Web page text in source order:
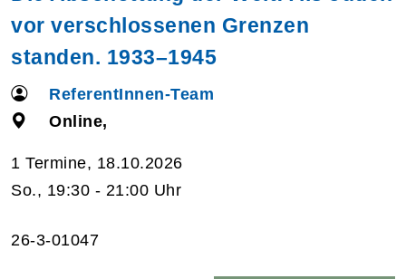
vor verschlossenen Grenzen
standen. 1933–1945
ReferentInnen-Team
Online,
1 Termine, 18.10.2026
So., 19:30 - 21:00 Uhr
26-3-01047